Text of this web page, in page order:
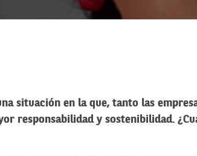
situación en la que, tanto las
responsabilidad y sostenibilidad.